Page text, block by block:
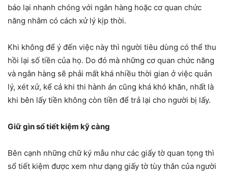
báo lại nhanh chóng với ngân hàng hoặc cơ quan chức
năng nhằm có cách xử lý kịp thời.
Khi không để ý đến việc này thì người tiêu dùng có thể thu
hồi lại số tiền của họ. Do đó mà những cơ quan chức năng
và ngân hàng sẽ phải mất khá nhiều thời gian ở việc quản
lý, xét xử, kể cả khi thi hành án cũng khá khó khăn, nhất là
khi bên lấy tiền không còn tiền để trả lại cho người bị lấy.
Giữ gìn sổ tiết kiệm kỹ càng
Bên cạnh những chữ ký mẫu như các giấy tờ quan tọng thì
sổ tiết kiệm được xem như dạng giấy tờ tùy thân của người